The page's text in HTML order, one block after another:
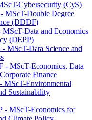
Cybersecurity (CyS)
MScT-Double Degree
(DDDF)
Data and Economics
(DEPP)
MScT-Data Science and
- MScT-Economics, Data
Finance
MScT-Environmental
Sustainability
- MScT-Economics for
Climate Policy